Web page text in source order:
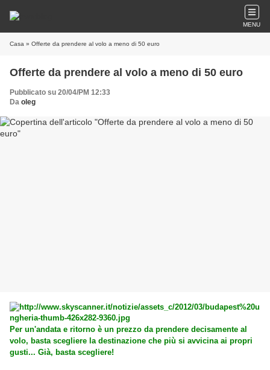
MENU
Casa » Offerte da prendere al volo a meno di 50 euro
Offerte da prendere al volo a meno di 50 euro
Pubblicato su 20/04/PM 12:33
Da oleg
Per un'andata e ritorno è un prezzo da prendere decisamente al
volo, basta scegliere la destinazione che più si avvicina ai propri
gusti... Già, basta scegliere!